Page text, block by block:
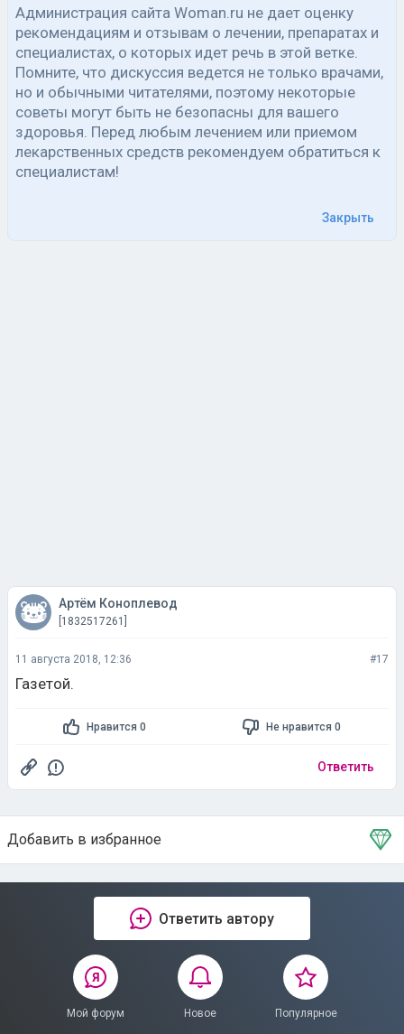
Администрация сайта Woman.ru не дает оценку
рекомендациям и отзывам о лечении, препаратах и
специалистах, о которых идет речь в этой ветке.
Помните, что дискуссия ведется не только врачами,
но и обычными читателями, поэтому некоторые
советы могут быть не безопасны для вашего
здоровья. Перед любым лечением или приемом
лекарственных средств рекомендуем обратиться к
специалистам!
Закрыть
Артём Коноплевод
[1832517261]
11 августа 2018, 12:36 #17
Газетой.
Нравится 0 Не нравится 0
Ответить
Добавить в избранное
Тема в избранном
Ответить автору
Мой форум Новое Популярное